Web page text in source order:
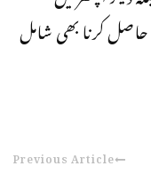
کرنا بھی شامل
Previous Article